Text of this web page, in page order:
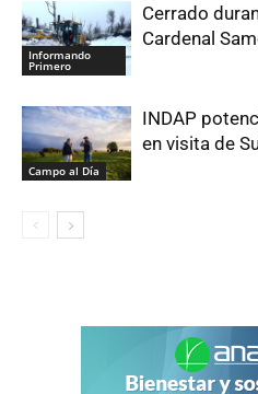
Informando
Primero
Cerrado
Cardenal
Campo al Día
INDAP
en visita de